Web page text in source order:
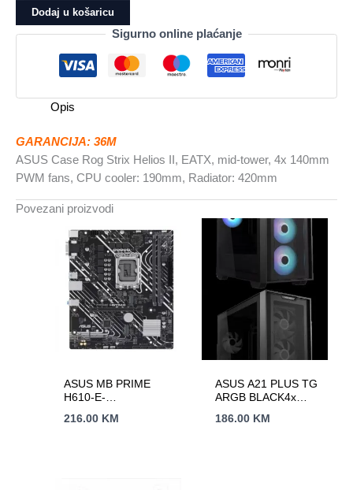
Rog
Strix
mid-
4x
140mm
PWM
količina
Dodaj u košaricu
Sigurno online plaćanje
Opis
GARANCIJA: 36M
ASUS Case Rog Strix Helios II, EATX, mid-tower, 4x 140mm
PWM fans, CPU cooler: 190mm, Radiator: 420mm
Povezani proizvodi
ASUS MB PRIME
H610-E-
DDR5, 2x
216.00 KM
ASUS A21 PLUS TG
ARGB BLACK4x
microATXMini-ITX,
186.00 KM